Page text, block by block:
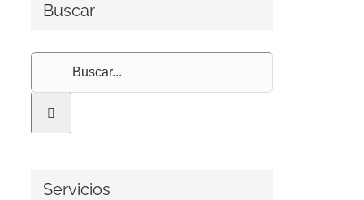
Buscar
Buscar:
Servicios